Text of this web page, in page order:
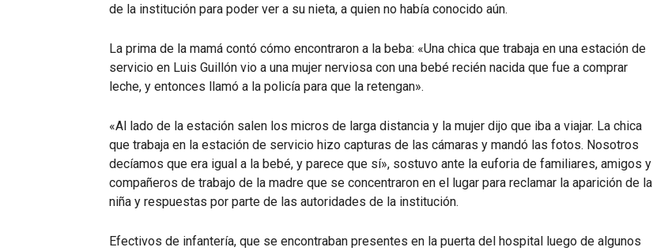
de la institución para poder ver a su nieta, a quien no había conocido aún.
La prima de la mamá contó cómo encontraron a la beba: «Una chica que trabaja en una estación de
servicio en Luis Guillón vio a una mujer nerviosa con una bebé recién nacida que fue a comprar
leche, y entonces llamó a la policía para que la retengan».
«Al lado de la estación salen los micros de larga distancia y la mujer dijo que iba a viajar. La chica
que trabaja en la estación de servicio hizo capturas de las cámaras y mandó las fotos. Nosotros
decíamos que era igual a la bebé, y parece que sí», sostuvo ante la euforia de familiares, amigos y
compañeros de trabajo de la madre que se concentraron en el lugar para reclamar la aparición de la
niña y respuestas por parte de las autoridades de la institución.
Efectivos de infantería, que se encontraban presentes en la puerta del hospital luego de algunos